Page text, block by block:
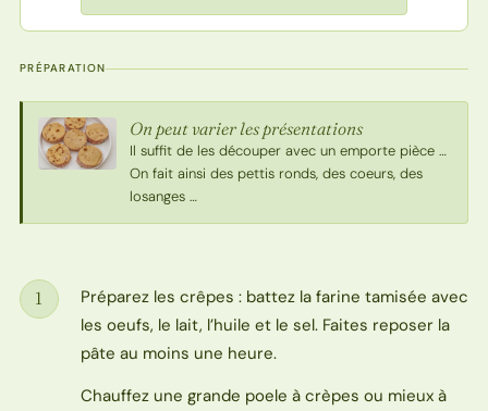
PRÉPARATION
On peut varier les présentations
Il suffit de les découper avec un emporte pièce …
On fait ainsi des pettis ronds, des coeurs, des
losanges …
Étape
1
Préparez les crêpes : battez la farine tamisée avec
les oeufs, le lait, l’huile et le sel. Faites reposer la
pâte au moins une heure.
Chauffez une grande poele à crèpes ou mieux à